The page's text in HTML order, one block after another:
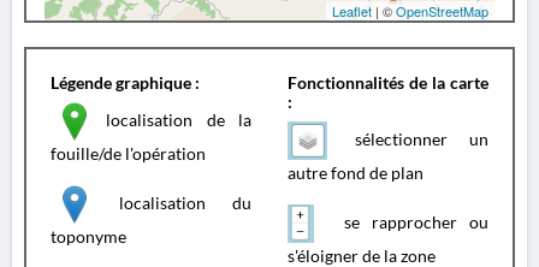
Leaflet | ©OpenStreetMap
Légende graphique :
localisation de la
fouille/de l'opération
localisation du
toponyme
Fonctionnalités de la carte
:
sélectionner un
autre fond de plan
se rapprocher ou
s'éloigner de la zone